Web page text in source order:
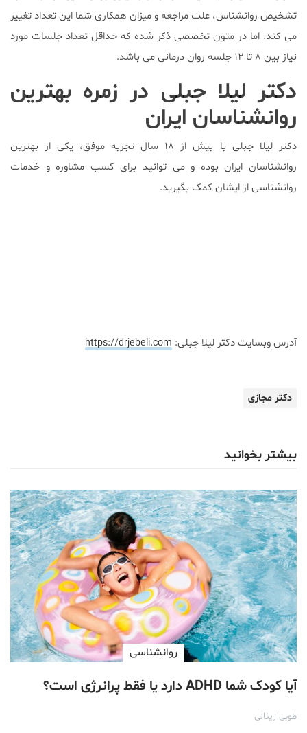
تشخیص روانشناس، علت مراجعه و میزان همکاری شما این تعداد تغییر
می کند. اما در متون تخصصی ذکر شده که حداقل تعداد جلسات مورد
نیاز بین ۸ تا ۱۲ جلسه روان درمانی می باشد.
دکتر لیلا جبلی در زمره بهترین
روانشناسان ایران
دکتر لیلا جبلی با بیش از ۱۸ سال تجربه موفق، یکی از بهترین
روانشناسان ایران بوده و می توانید برای کسب مشاوره و خدمات
روانشناسی از ایشان کمک بگیرید.
آدرس وبسایت دکتر لیلا جبلی: https://drjebeli.com
دکتر مجازی
بیشتر بخوانید
روانشناسی
آیا کودک شما ADHD دارد یا فقط پر‌انرژی است؟
طوبی زینالی